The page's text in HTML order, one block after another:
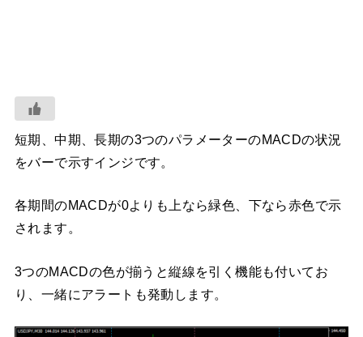
短期、中期、長期の3つのパラメーターのMACDの状況
をバーで示すインジです。
各期間のMACDが0よりも上なら緑色、下なら赤色で示
されます。
3つのMACDの色が揃うと縦線を引く機能も付いてお
り、一緒にアラートも発動します。